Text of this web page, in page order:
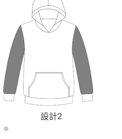
設計2